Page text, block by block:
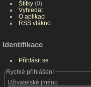
Štítky(0)
Vyhledat
O aplikaci
RSS vlákno
Identifikace
Přihlásit se
Rychlé přihlášení
Uživatelské jméno